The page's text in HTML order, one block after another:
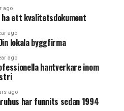
ago
ett kvalitetsdokument
ago
lokala byggfirma
ago
hantverkare inom
ago
har funnits sedan 1994